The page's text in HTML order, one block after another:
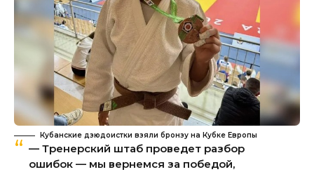
Кубанские дзюдоистки взяли бронзу на Кубке Европы
— Тренерский штаб проведет разбор
ошибок — мы вернемся за победой,